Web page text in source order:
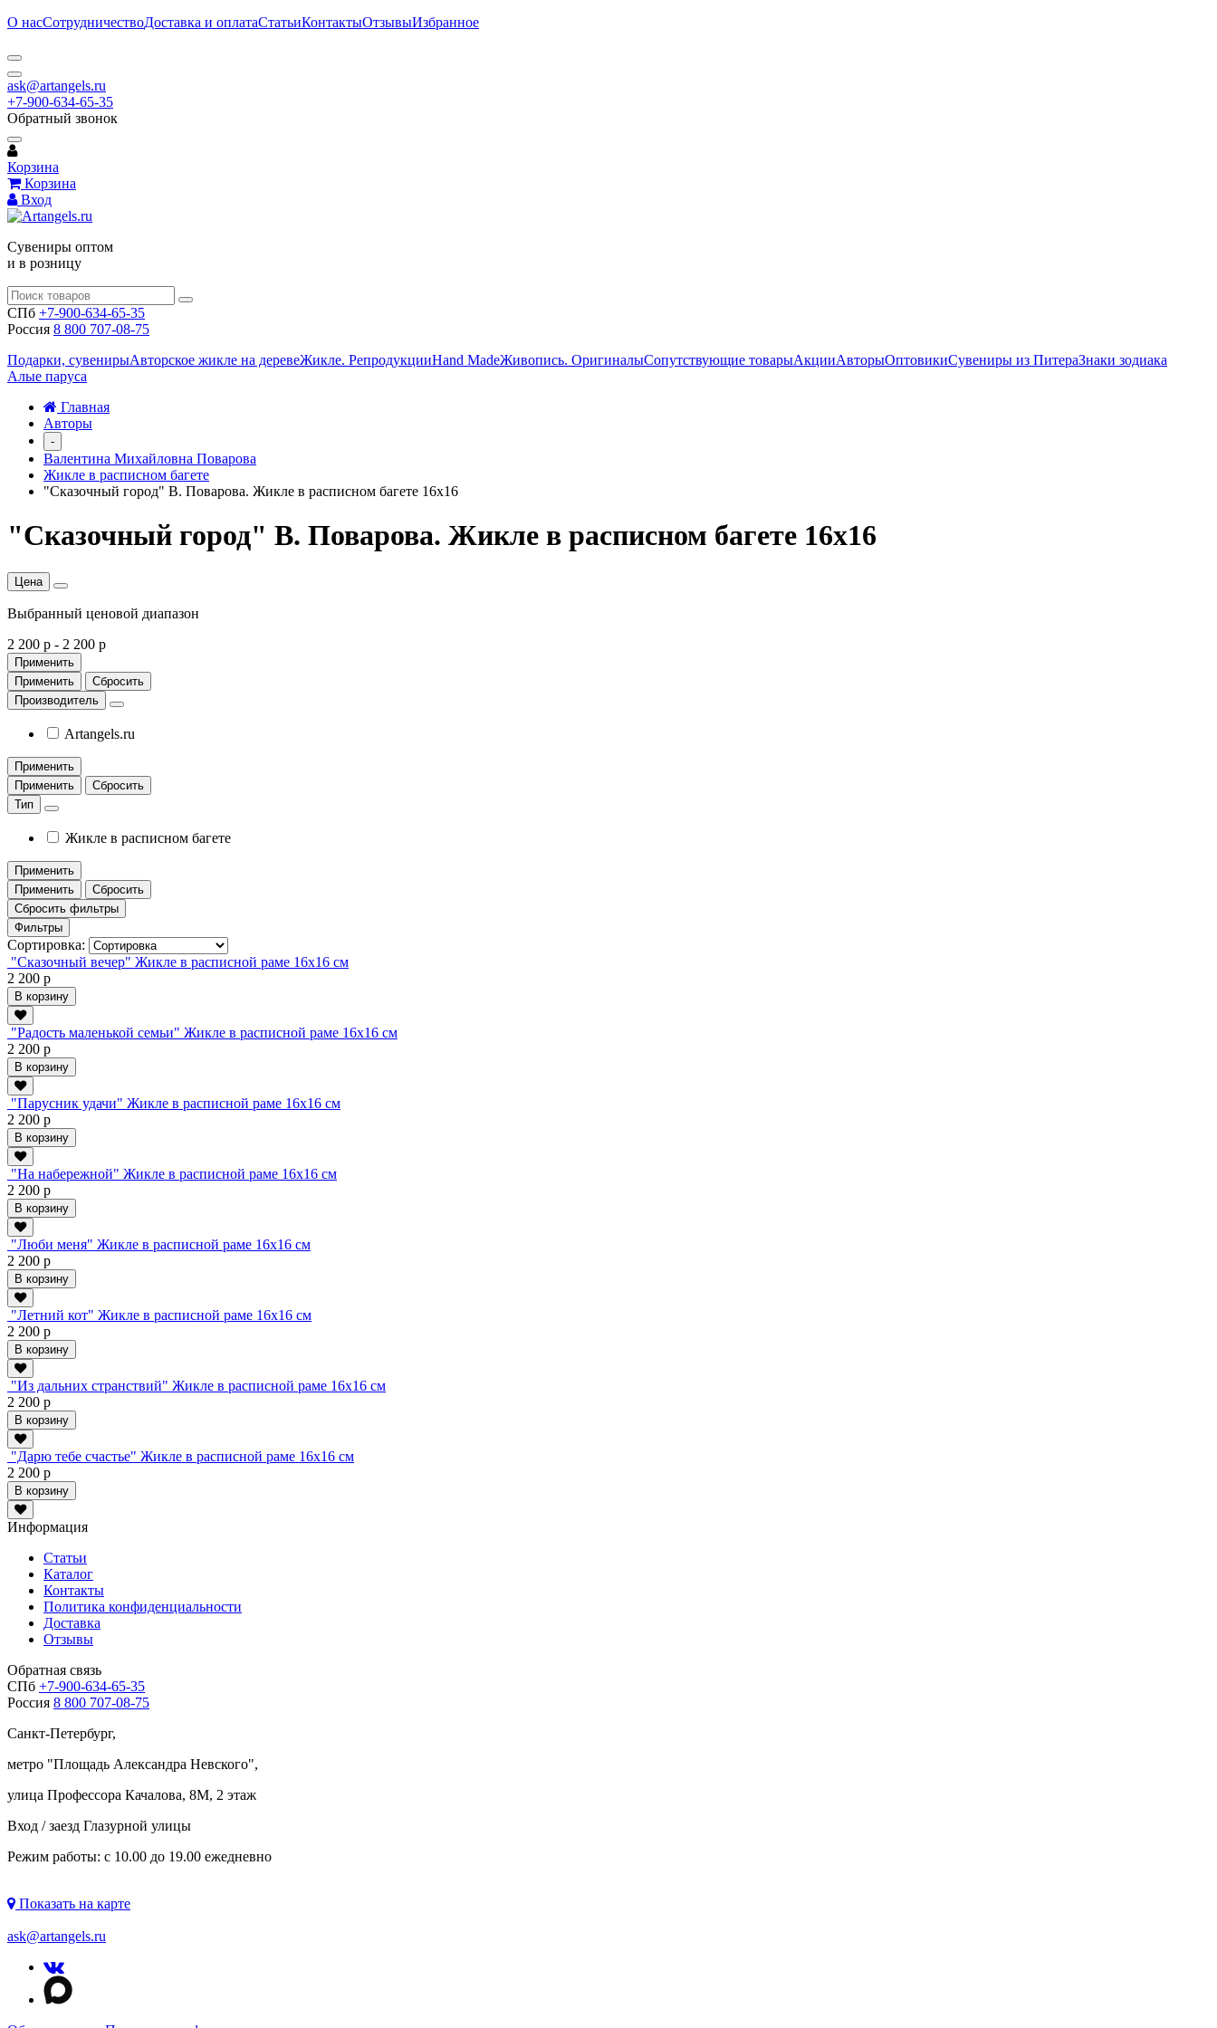
О насСотрудничествоДоставка и оплатаСтатьиКонтактыОтзывыИзбранное
ask@artangels.ru
+7-900-634-65-35
Обратный звонок
Корзина
Корзина
Вход
Сувениры оптом
и в розницу
СПб +7-900-634-65-35
Россия 8 800 707-08-75
Подарки, сувенирыАвторское жикле на деревеЖикле. РепродукцииHand MadeЖивопись. ОригиналыСопутствующие товарыАкцииАвторыОптовикиСувениры из ПитераЗнаки зодиака
Алые паруса
Главная
Авторы
-
Валентина Михайловна Поварова
Жикле в расписном багете
"Сказочный город" В. Поварова. Жикле в расписном багете 16х16
"Сказочный город" В. Поварова. Жикле в расписном багете 16х16
Цена
Выбранный ценовой диапазон
2 200 р - 2 200 р
Применить
Применить
Сбросить
Производитель
Artangels.ru
Применить
Применить
Сбросить
Тип
Жикле в расписном багете
Применить
Применить
Сбросить
Сбросить фильтры
Фильтры
Сортировка:
"Сказочный вечер" Жикле в расписной раме 16х16 см
2 200 р
В корзину
"Радость маленькой семьи" Жикле в расписной раме 16х16 см
2 200 р
В корзину
"Парусник удачи" Жикле в расписной раме 16х16 см
2 200 р
В корзину
"На набережной" Жикле в расписной раме 16х16 см
2 200 р
В корзину
"Люби меня" Жикле в расписной раме 16х16 см
2 200 р
В корзину
"Летний кот" Жикле в расписной раме 16х16 см
2 200 р
В корзину
"Из дальних странствий" Жикле в расписной раме 16х16 см
2 200 р
В корзину
"Дарю тебе счастье" Жикле в расписной раме 16х16 см
2 200 р
В корзину
Информация
Статьи
Каталог
Контакты
Политика конфиденциальности
Доставка
Отзывы
Обратная связь
СПб +7-900-634-65-35
Россия 8 800 707-08-75
Санкт-Петербург,
метро "Площадь Александра Невского",
улица Профессора Качалова, 8М, 2 этаж
Вход / заезд Глазурной улицы
Режим работы: с 10.00 до 19.00 ежедневно
Показать на карте
ask@artangels.ru